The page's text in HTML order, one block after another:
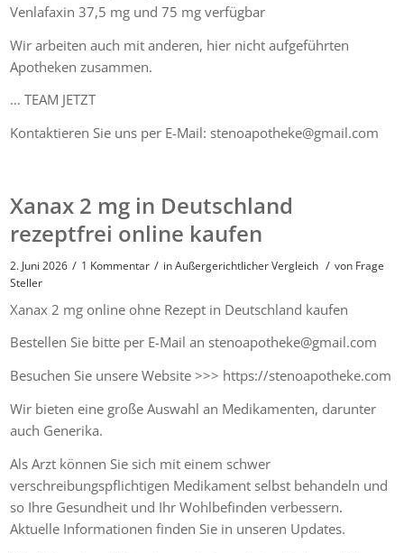
Venlafaxin 37,5 mg und 75 mg verfügbar
Wir arbeiten auch mit anderen, hier nicht aufgeführten
Apotheken zusammen.
… TEAM JETZT
Kontaktieren Sie uns per E-Mail: stenoapotheke@gmail.com
Xanax 2 mg in Deutschland
rezeptfrei online kaufen
2. Juni 2026 / 1 Kommentar / inAußergerichtlicher Vergleich / von Frage
Steller
Xanax 2 mg online ohne Rezept in Deutschland kaufen
Bestellen Sie bitte per E-Mail an stenoapotheke@gmail.com
Besuchen Sie unsere Website >>> https://stenoapotheke.com
Wir bieten eine große Auswahl an Medikamenten, darunter
auch Generika.
Als Arzt können Sie sich mit einem schwer
verschreibungspflichtigen Medikament selbst behandeln und
so Ihre Gesundheit und Ihr Wohlbefinden verbessern.
Aktuelle Informationen finden Sie in unseren Updates.